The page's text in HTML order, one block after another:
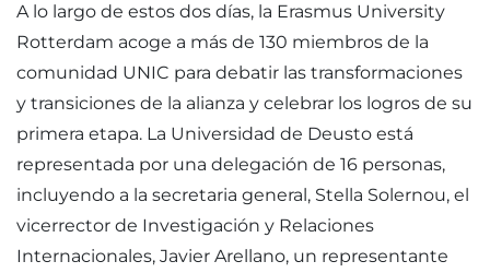
A lo largo de estos dos días, la Erasmus University
Rotterdam acoge a más de 130 miembros de la
comunidad UNIC para debatir las transformaciones
y transiciones de la alianza y celebrar los logros de su
primera etapa. La Universidad de Deusto está
representada por una delegación de 16 personas,
incluyendo a la secretaria general, Stella Solernou, el
vicerrector de Investigación y Relaciones
Internacionales, Javier Arellano, un representante